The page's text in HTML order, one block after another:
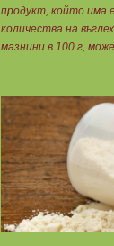
продукт, който има
количества на
мазнини в 100 г,
изчисляване на
Протеини: 700 :
протеин в 100 г =
за 1 блок.
съдържанието на
количеството
Мазнини: 150 :
100 г продукт =